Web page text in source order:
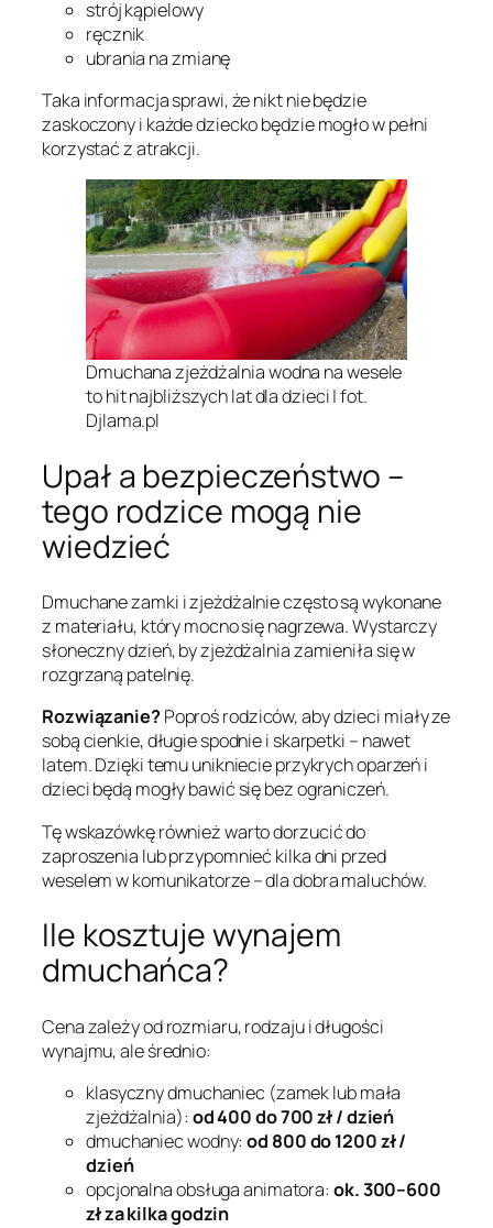
strój kąpielowy
ręcznik
ubrania na zmianę
Taka informacja sprawi, że nikt nie będzie
zaskoczony i każde dziecko będzie mogło w pełni
korzystać z atrakcji.
Dmuchana zjeżdżalnia wodna na wesele
to hit najbliższych lat dla dzieci | fot.
Djlama.pl
Upał a bezpieczeństwo –
tego rodzice mogą nie
wiedzieć
Dmuchane zamki i zjeżdżalnie często są wykonane
z materiału, który mocno się nagrzewa. Wystarczy
słoneczny dzień, by zjeżdżalnia zamieniła się w
rozgrzaną patelnię.
Rozwiązanie?Poproś rodziców, aby dzieci miały ze
sobą cienkie, długie spodnie i skarpetki – nawet
latem. Dzięki temu unikniecie przykrych oparzeń i
dzieci będą mogły bawić się bez ograniczeń.
Tę wskazówkę również warto dorzucić do
zaproszenia lub przypomnieć kilka dni przed
weselem w komunikatorze – dla dobra maluchów.
Ile kosztuje wynajem
dmuchańca?
Cena zależy od rozmiaru, rodzaju i długości
wynajmu, ale średnio:
klasyczny dmuchaniec (zamek lub mała
zjeżdżalnia): od 400 do 700 zł / dzień
dmuchaniec wodny:od 800 do 1200 zł /
dzień
opcjonalna obsługa animatora: ok. 300–600
zł za kilka godzin